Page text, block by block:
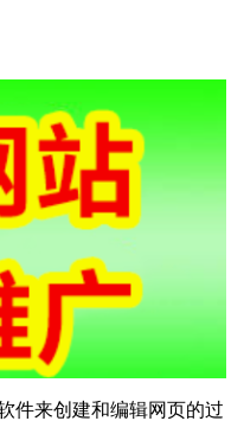
件来创建和编辑网页的过